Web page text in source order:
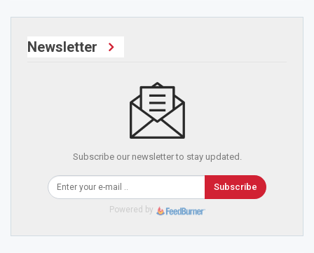
Newsletter
Subscribe our newsletter to stay updated.
Subscribe
Powered by